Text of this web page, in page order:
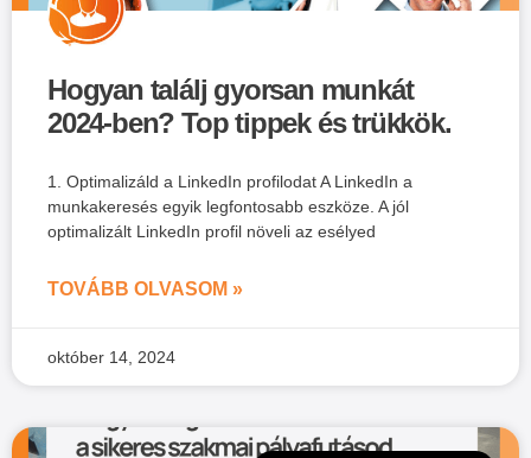
Hogyan találj gyorsan munkát
2024-ben? Top tippek és trükkök.
1. Optimalizáld a LinkedIn profilodat A LinkedIn a
munkakeresés egyik legfontosabb eszköze. A jól
optimalizált LinkedIn profil növeli az esélyed
TOVÁBB OLVASOM »
október 14, 2024